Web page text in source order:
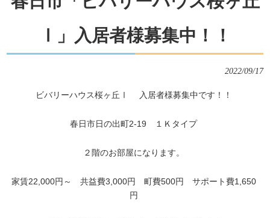
Ⅰ」入居者様募集中！！
2022/09/17
ビバリーハウス桜ヶ丘Ⅰ 入居者様募集中です！！
春日市日の出町2-19 １Ｋタイプ
２階のお部屋になります。
家賃22,000円～ 共益費3,000円 町費500円 サポート費1,650
円